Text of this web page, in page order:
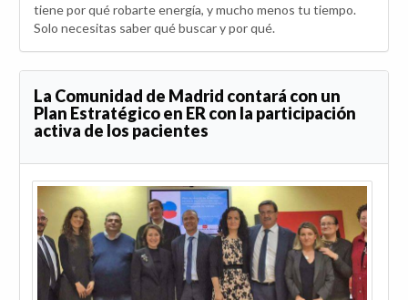
tiene por qué robarte energía, y mucho menos tu tiempo.
Solo necesitas saber qué buscar y por qué.
La Comunidad de Madrid contará con un
Plan Estratégico en ER con la participación
activa de los pacientes